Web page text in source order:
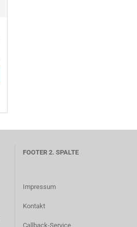
FOOTER 2. SPALTE
Impressum
Kontakt
Callback-Service